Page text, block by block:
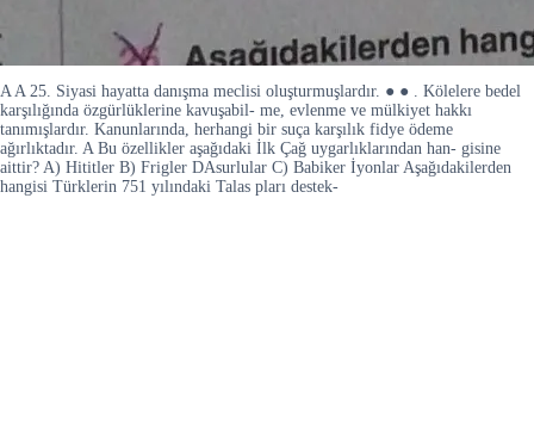
A A 25. Siyasi hayatta danışma meclisi oluşturmuşlardır. ● ● . Kölelere bedel
karşılığında özgürlüklerine kavuşabil- me, evlenme ve mülkiyet hakkı
tanımışlardır. Kanunlarında, herhangi bir suça karşılık fidye ödeme
ağırlıktadır. A Bu özellikler aşağıdaki İlk Çağ uygarlıklarından han- gisine
aittir? A) Hititler B) Frigler DAsurlular C) Babiker İyonlar Aşağıdakilerden
hangisi Türklerin 751 yılındaki Talas pları destek-